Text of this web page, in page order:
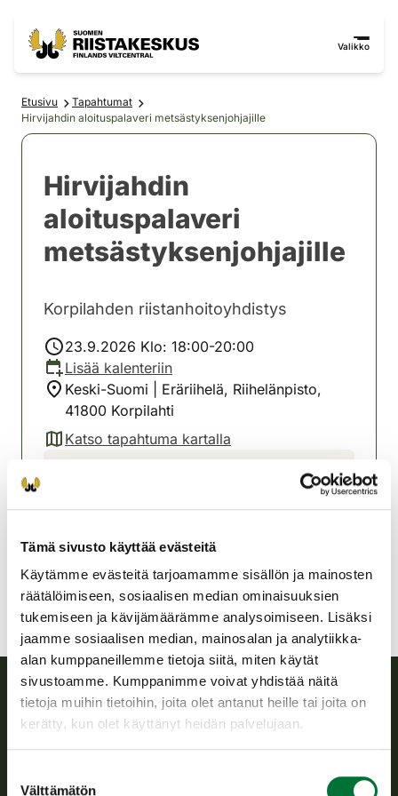
Tämä sivusto käyttää evästeitä
Käytämme evästeitä tarjoamamme sisällön ja mainosten
räätälöimiseen, sosiaalisen median ominaisuuksien
tukemiseen ja kävijämäärämme analysoimiseen. Lisäksi
jaamme sosiaalisen median, mainosalan ja analytiikka-
alan kumppaneillemme tietoja siitä, miten käytät
sivustoamme. Kumppanimme voivat yhdistää näitä
tietoja muihin tietoihin, joita olet antanut heille tai joita on
kerätty, kun olet käyttänyt heidän palvelujaan.
Välttämätön
Valikko
Etusivu
Tapahtumat
Hirvijahdin aloituspalaveri metsästyksenjohjajille
Hirvijahdin
aloituspalaveri
metsästyksenjohjajille
Korpilahden riistanhoitoyhdistys
23.9.2026 Klo: 18:00-20:00
Lisää kalenteriin
Keski-Suomi | Eräriihelä, Riihelänpisto,
41800 Korpilahti
Katso tapahtuma kartalla
(avautuu uuteen välilehteen)
korpilahti@rhy.riista.fi
Suomen riistakeskus
riistanhoitoyhdistysten toimintaa ja huolehtii riistapolitiikan